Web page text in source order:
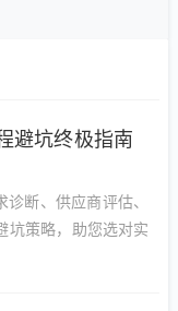
避坑终极指南
断、供应商评估、
坑策略，助您选对实